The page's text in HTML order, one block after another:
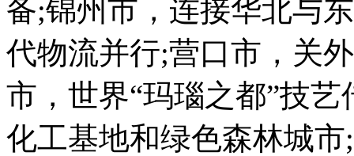
备;锦州市，连接华北与
代物流并行;营口市，关
市，世界“玛瑙之都”技
化工基地和绿色森林城